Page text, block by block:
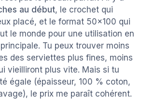
au début, le crochet qui
placé, et le format 50x100 qui
le monde pour une utilisation en
Tu peux trouver moins
des serviettes plus fines, moins
vieilliront plus vite. Mais si tu
égale (épaisseur, 100 % coton,
le prix me paraît cohérent.